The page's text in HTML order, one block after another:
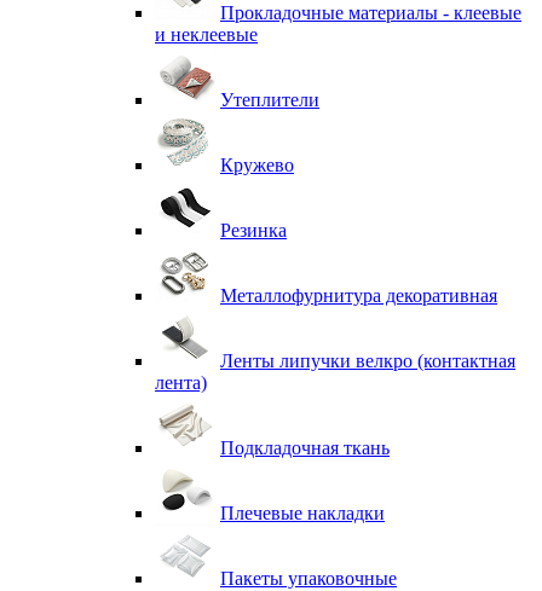
Прокладочные материалы - клеевые
и неклеевые
Утеплители
Кружево
Резинка
Металлофурнитура декоративная
Ленты липучки велкро (контактная
лента)
Подкладочная ткань
Плечевые накладки
Пакеты упаковочные